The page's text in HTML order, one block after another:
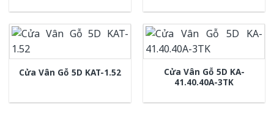
Cửa Vân Gỗ 5D KAT-1.52
Cửa Vân Gỗ 5D KA-
41.40.40A-3TK